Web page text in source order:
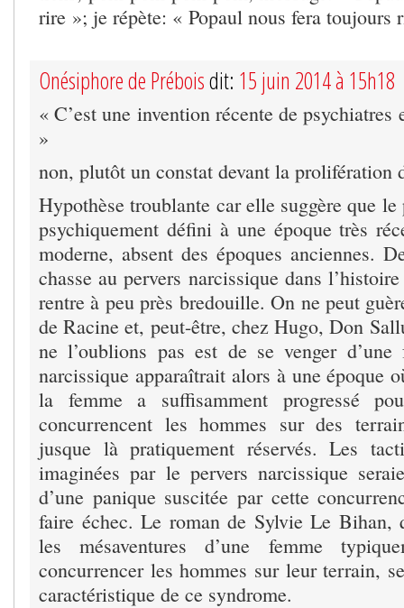
rire »; je répète: « Popaul nous fera toujours
Onésiphore de Préboisdit: 15 juin 2014 à 15h18
« C’est une invention récente de psychiatres
»
non, plutôt un constat devant la prolifération
Hypothèse troublante car elle suggère que le
psychiquement défini à une époque très
moderne, absent des époques anciennes.
chasse au pervers narcissique dans
rentre à peu près bredouille. On ne peut
de Racine et, peut-être, chez Hugo, Don
ne l’oublions pas est de se venger d’une
narcissique apparaîtrait alors à une époque
la femme a suffisamment progressé
concurrencent les hommes sur des
jusque là pratiquement réservés. Les
imaginées par le pervers narcissique
d’une panique suscitée par cette
faire échec. Le roman de Sylvie Le Bihan,
les mésaventures d’une femme
concurrencer les hommes sur leur terrain,
caractéristique de ce syndrome.